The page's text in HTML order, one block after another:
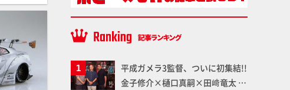
平成ガメラ3監督、ついに初集結!!
金子修介×樋口真嗣×田﨑竜太 4